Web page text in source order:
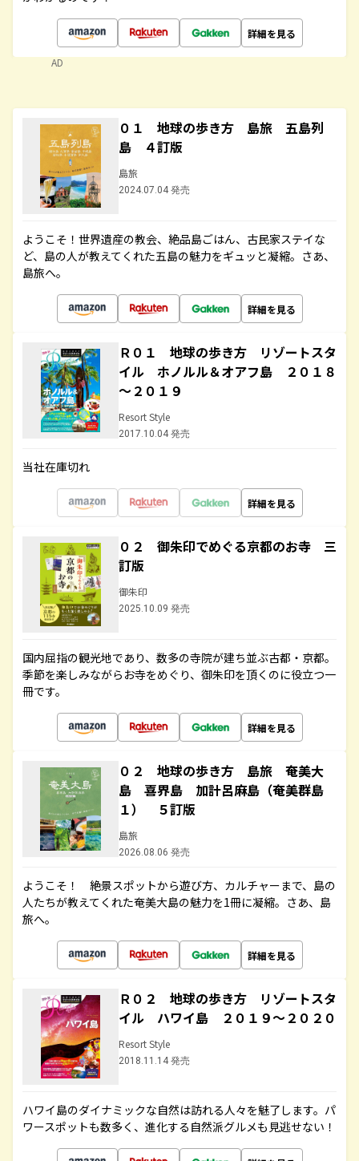
詳細を見る
AD
０１ 地球の歩き方 島旅 五島列
島 ４訂版
島旅
2024.07.04 発売
ようこそ！世界遺産の教会、絶品島ごはん、古民家ステイな
ど、島の人が教えてくれた五島の魅力をギュッと凝縮。さあ、
島旅へ。
詳細を見る
Ｒ０１ 地球の歩き方 リゾートスタ
イル ホノルル＆オアフ島 ２０１８
～２０１９
Resort Style
2017.10.04 発売
当社在庫切れ
詳細を見る
０２ 御朱印でめぐる京都のお寺 三
訂版
御朱印
2025.10.09 発売
国内屈指の観光地であり、数多の寺院が建ち並ぶ古都・京都。
季節を楽しみながらお寺をめぐり、御朱印を頂くのに役立つ一
冊です。
詳細を見る
０２ 地球の歩き方 島旅 奄美大
島 喜界島 加計呂麻島（奄美群島
１） ５訂版
島旅
2026.08.06 発売
ようこそ！ 絶景スポットから遊び方、カルチャーまで、島の
人たちが教えてくれた奄美大島の魅力を1冊に凝縮。さあ、島
旅へ。
詳細を見る
Ｒ０２ 地球の歩き方 リゾートスタ
イル ハワイ島 ２０１９～２０２０
Resort Style
2018.11.14 発売
ハワイ島のダイナミックな自然は訪れる人々を魅了します。パ
ワースポットも数多く、進化する自然派グルメも見逃せない！